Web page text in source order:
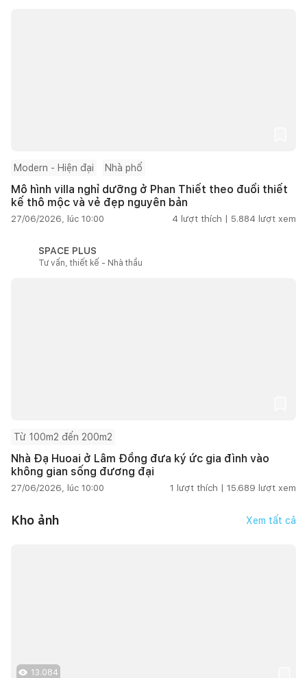
Modern - Hiện đại Nhà phố
Mô hình villa nghỉ dưỡng ở Phan Thiết theo đuổi thiết
kế thô mộc và vẻ đẹp nguyên bản
27/06/2026, lúc 10:00 4 lượt thích | 5.884 lượt xem
SPACE PLUS
Tư vấn, thiết kế - Nhà thầu
Từ 100m2 đến 200m2
Nhà Đạ Huoai ở Lâm Đồng đưa ký ức gia đình vào
không gian sống đương đại
27/06/2026, lúc 10:00 1 lượt thích | 15.689 lượt xem
Kho ảnh Xem tất cả
13.084